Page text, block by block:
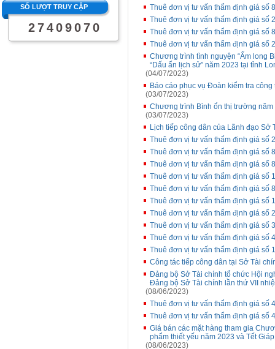
SỐ LƯỢT TRUY CẬP
2 7 4 0 9 0 7 0
Thuê đơn vị tư vấn thẩm định giá số
Thuê đơn vị tư vấn thẩm định giá số
Thuê đơn vị tư vấn thẩm định giá số
Thuê đơn vị tư vấn thẩm định giá số
Chương trình tình nguyện “Ấm long
“Dấu ấn lịch sử” năm 2023 tại tỉnh
(04/07/2023)
Báo cáo phục vụ Đoàn kiểm tra
(03/07/2023)
Chương trình Bình ổn thị trường
(03/07/2023)
Lịch tiếp công dân của Lãnh đạo Sở
Thuê đơn vị tư vấn thẩm định giá số
Thuê đơn vị tư vấn thẩm định giá số
Thuê đơn vị tư vấn thẩm định giá số
Thuê đơn vị tư vấn thẩm định giá số
Thuê đơn vị tư vấn thẩm định giá số
Thuê đơn vị tư vấn thẩm định giá số
Thuê đơn vị tư vấn thẩm định giá số
Thuê đơn vị tư vấn thẩm định giá số
Thuê đơn vị tư vấn thẩm định giá số
Thuê đơn vị tư vấn thẩm định giá số
Công tác tiếp công dân tại Sở Tài
Đảng bộ Sở Tài chính tổ chức Hội
Đảng bộ Sở Tài chính lần thứ VII
(08/06/2023)
Thuê đơn vị tư vấn thẩm định giá số
Thuê đơn vị tư vấn thẩm định giá số
Giá bán các mặt hàng tham gia
phẩm thiết yếu năm 2023 và Tết
(08/06/2023)